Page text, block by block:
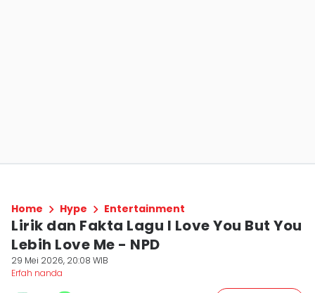
Home Hype Entertainment
Lirik dan Fakta Lagu I Love You But You
Lebih Love Me - NPD
29 Mei 2026, 20:08 WIB
Erfah nanda